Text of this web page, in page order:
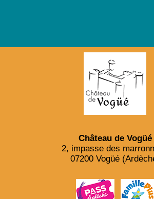
Château de Vogüé
2, impasse des
07200 Vogüé